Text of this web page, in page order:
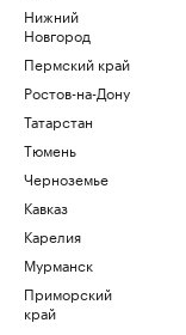
Нижний
Новгород
Пермский край
Ростов-на-Дону
Татарстан
Тюмень
Черноземье
Кавказ
Карелия
Мурманск
Приморский
край